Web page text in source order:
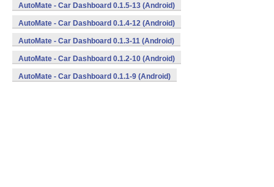
AutoMate - Car Dashboard 0.1.5-13 (Android)
AutoMate - Car Dashboard 0.1.4-12 (Android)
AutoMate - Car Dashboard 0.1.3-11 (Android)
AutoMate - Car Dashboard 0.1.2-10 (Android)
AutoMate - Car Dashboard 0.1.1-9 (Android)